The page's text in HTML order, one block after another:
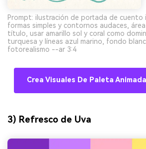
Prompt: ilustración de portada de
formas simples y contornos audaces, área
título, usar amarillo sol y coral como
turquesa y líneas azul marino, fondo
fotorealismo --ar 3:4
Crea Visuales De Paleta
3) Refresco de Uva